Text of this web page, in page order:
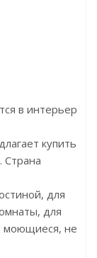
в интерьер
купить
Страна
для
для
моющиеся, не